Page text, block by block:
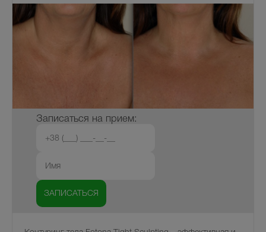
Записаться на прием: